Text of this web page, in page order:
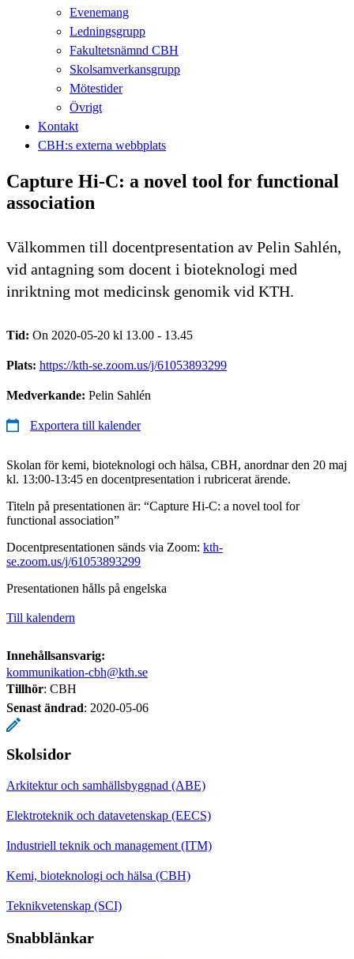
Evenemang
Ledningsgrupp
Fakultetsnämnd CBH
Skolsamverkansgrupp
Mötestider
Övrigt
Kontakt
CBH:s externa webbplats
Capture Hi-C: a novel tool for functional
association
Välkommen till docentpresentation av Pelin Sahlén,
vid antagning som docent i bioteknologi med
inriktning mot medicinsk genomik vid KTH.
Tid: On 2020-05-20 kl 13.00 - 13.45
Plats: https://kth-se.zoom.us/j/61053893299
Medverkande: Pelin Sahlén
Exportera till kalender
Skolan för kemi, bioteknologi och hälsa, CBH, anordnar den 20 maj
kl. 13:00-13:45 en docentpresentation i rubricerat ärende.
Titeln på presentationen är: “Capture Hi-C: a novel tool for
functional association”
Docentpresentationen sänds via Zoom: kth-
se.zoom.us/j/61053893299
Presentationen hålls på engelska
Till kalendern
Innehållsansvarig:
kommunikation-cbh@kth.se
Tillhör: CBH
Senast ändrad: 2020-05-06
Skolsidor
Arkitektur och samhällsbyggnad (ABE)
Elektroteknik och datavetenskap (EECS)
Industriell teknik och management (ITM)
Kemi, bioteknologi och hälsa (CBH)
Teknikvetenskap (SCI)
Snabblänkar